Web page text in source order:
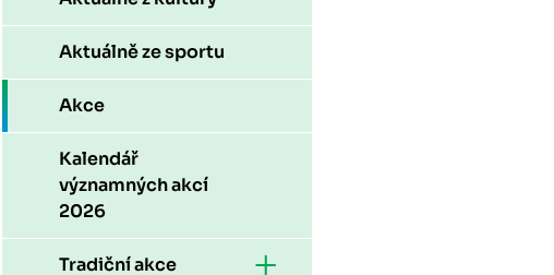
Aktuálně ze sportu
Akce
Kalendář
významných akcí
2026
Tradiční akce